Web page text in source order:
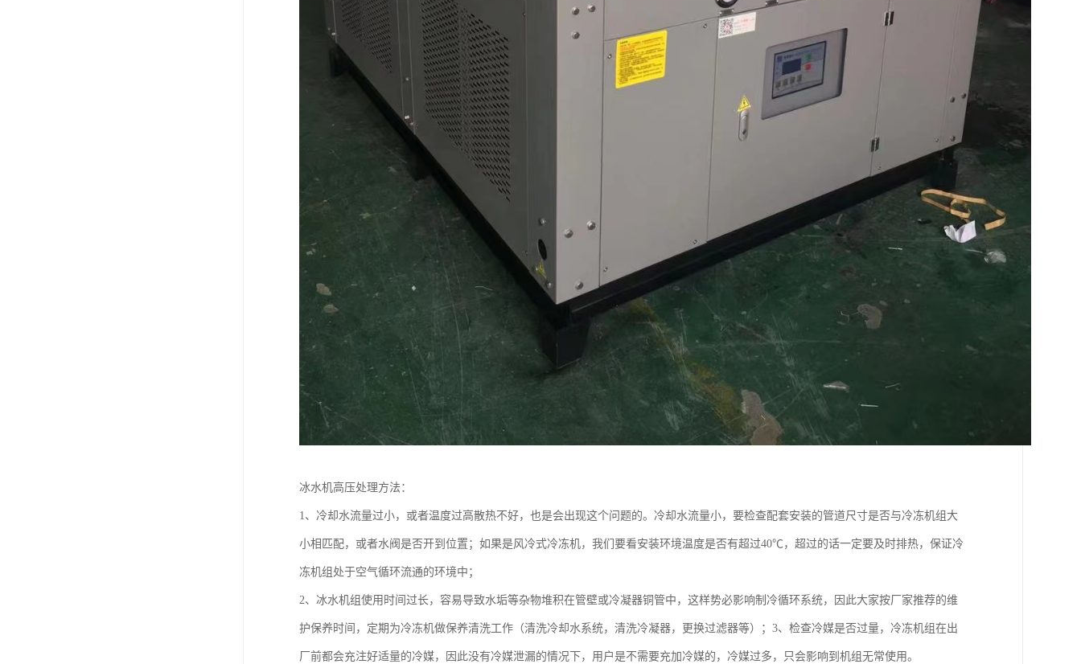
冰水机高压处理方法：
1、冷却水流量过小，或者温度过高散热不好，也是会出现这个问题的。冷却水流量小，要检查配套安装的管道尺寸是否与冷冻机组大
小相匹配，或者水阀是否开到位置；如果是风冷式冷冻机，我们要看安装环境温度是否有超过40℃，超过的话一定要及时排热，保证冷
冻机组处于空气循环流通的环境中；
2、冰水机组使用时间过长，容易导致水垢等杂物堆积在管壁或冷凝器铜管中，这样势必影响制冷循环系统，因此大家按厂家推荐的维
护保养时间，定期为冷冻机做保养清洗工作（清洗冷却水系统，清洗冷凝器，更换过滤器等）；3、检查冷媒是否过量，冷冻机组在出
厂前都会充注好适量的冷媒，因此没有冷媒泄漏的情况下，用户是不需要充加冷媒的，冷媒过多，只会影响到机组无常使用。